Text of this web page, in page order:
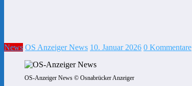
News OS Anzeiger News 10. Januar 2026 0 Kommentare
OS-Anzeiger News © Osnabrücker Anzeiger